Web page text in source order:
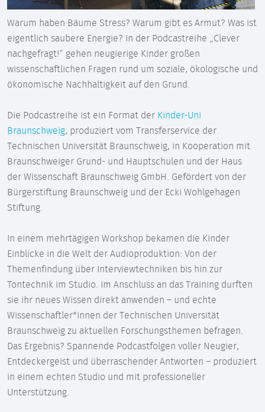
Warum haben Bäume Stress? Warum gibt es Armut? Was ist
eigentlich saubere Energie? In der Podcastreihe „Clever
nachgefragt!“ gehen neugierige Kinder großen
wissenschaftlichen Fragen rund um soziale, ökologische und
ökonomische Nachhaltigkeit auf den Grund.
Die Podcastreihe ist ein Format der Kinder-Uni
Braunschweig, produziert vom Transferservice der
Technischen Universität Braunschweig, in Kooperation mit
Braunschweiger Grund- und Hauptschulen und der Haus
der Wissenschaft Braunschweig GmbH. Gefördert von der
Bürgerstiftung Braunschweig und der Ecki Wohlgehagen
Stiftung.
In einem mehrtägigen Workshop bekamen die Kinder
Einblicke in die Welt der Audioproduktion: Von der
Themenfindung über Interviewtechniken bis hin zur
Tontechnik im Studio. Im Anschluss an das Training durften
sie ihr neues Wissen direkt anwenden – und echte
Wissenschaftler*innen der Technischen Universität
Braunschweig zu aktuellen Forschungsthemen befragen.
Das Ergebnis? Spannende Podcastfolgen voller Neugier,
Entdeckergeist und überraschender Antworten – produziert
in einem echten Studio und mit professioneller
Unterstützung.